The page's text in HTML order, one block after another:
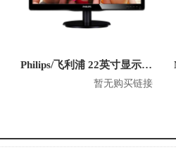
Philips/飞利浦 22英寸显示器 220V4LSB
暂无购买链接